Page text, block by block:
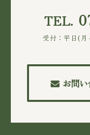
TEL.
受付：平日(
お問